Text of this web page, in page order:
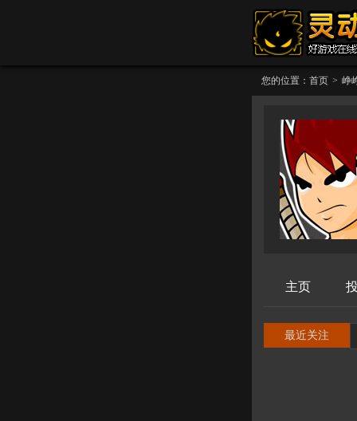
您的位置： 首页 > 峥
主页
最近关注